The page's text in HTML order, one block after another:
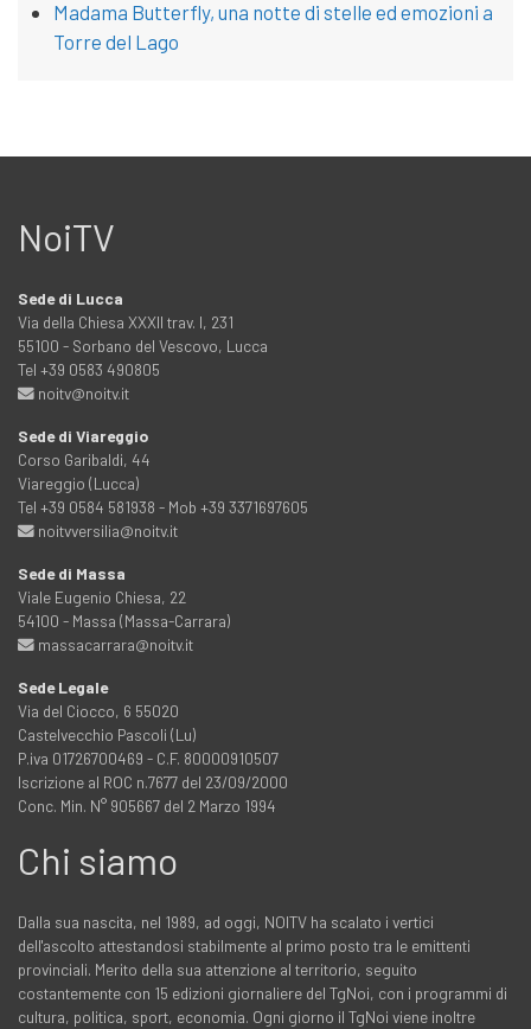
Madama Butterfly, una notte di stelle ed emozioni a
Torre del Lago
NoiTV
Sede di Lucca
Via della Chiesa XXXII trav. I, 231
55100 - Sorbano del Vescovo, Lucca
Tel +39 0583 490805
noitv@noitv.it
Sede di Viareggio
Corso Garibaldi, 44
Viareggio (Lucca)
Tel +39 0584 581938 - Mob +39 3371697605
noitvversilia@noitv.it
Sede di Massa
Viale Eugenio Chiesa, 22
54100 - Massa (Massa-Carrara)
massacarrara@noitv.it
Sede Legale
Via del Ciocco, 6 55020
Castelvecchio Pascoli (Lu)
P.iva 01726700469 - C.F. 80000910507
Iscrizione al ROC n.7677 del 23/09/2000
Conc. Min. N° 905667 del 2 Marzo 1994
Chi siamo
Dalla sua nascita, nel 1989, ad oggi, NOITV ha scalato i vertici
dell'ascolto attestandosi stabilmente al primo posto tra le emittenti
provinciali. Merito della sua attenzione al territorio, seguito
costantemente con 15 edizioni giornaliere del TgNoi, con i programmi di
cultura, politica, sport, economia. Ogni giorno il TgNoi viene inoltre